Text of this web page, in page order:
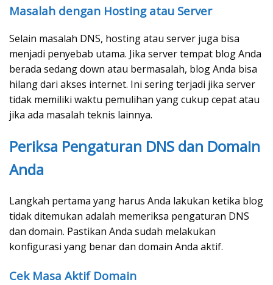
Masalah dengan Hosting atau Server
Selain masalah DNS, hosting atau server juga bisa
menjadi penyebab utama. Jika server tempat blog Anda
berada sedang down atau bermasalah, blog Anda bisa
hilang dari akses internet. Ini sering terjadi jika server
tidak memiliki waktu pemulihan yang cukup cepat atau
jika ada masalah teknis lainnya.
Periksa Pengaturan DNS dan Domain
Anda
Langkah pertama yang harus Anda lakukan ketika blog
tidak ditemukan adalah memeriksa pengaturan DNS
dan domain. Pastikan Anda sudah melakukan
konfigurasi yang benar dan domain Anda aktif.
Cek Masa Aktif Domain